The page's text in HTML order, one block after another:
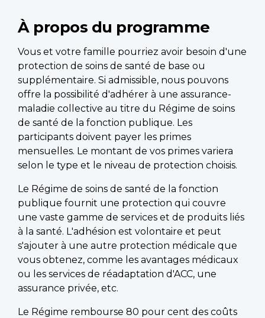
À propos du programme
Vous et votre famille pourriez avoir besoin d'une
protection de soins de santé de base ou
supplémentaire. Si admissible, nous pouvons
offre la possibilité d'adhérer à une assurance-
maladie collective au titre du Régime de soins
de santé de la fonction publique. Les
participants doivent payer les primes
mensuelles. Le montant de vos primes variera
selon le type et le niveau de protection choisis.
Le Régime de soins de santé de la fonction
publique fournit une protection qui couvre
une vaste gamme de services et de produits liés
à la santé. L'adhésion est volontaire et peut
s'ajouter à une autre protection médicale que
vous obtenez, comme les avantages médicaux
ou les services de réadaptation d'ACC, une
assurance privée, etc.
Le Régime rembourse 80 pour cent des coûts